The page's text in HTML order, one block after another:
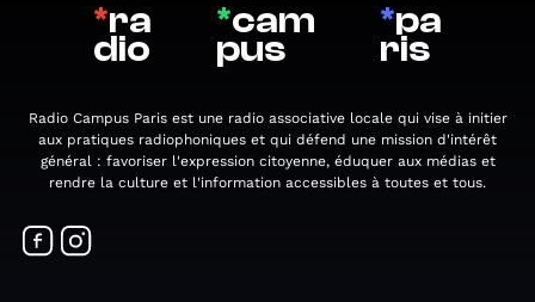
*ra
dio
*cam
pus
*pa
ris
Radio Campus Paris est une radio associative locale qui vise à initier
aux pratiques radiophoniques et qui défend une mission d'intérêt
général : favoriser l'expression citoyenne, éduquer aux médias et
rendre la culture et l'information accessibles à toutes et tous.